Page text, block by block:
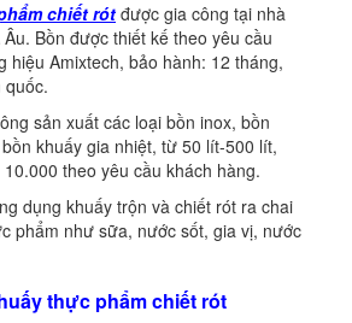
chiết rót được gia công tại nhà
Bồn được thiết kế theo yêu cầu
hiệu Amixtech, bảo hành: 12 tháng,
quốc.
sản xuất các loại bồn inox, bồn
khuấy gia nhiệt, từ 50 lít-500 lít,
theo yêu cầu khách hàng.
dụng khuấy trộn và chiết rót ra chai
phẩm như sữa, nước sốt, gia vị, nước
thực phẩm chiết rót